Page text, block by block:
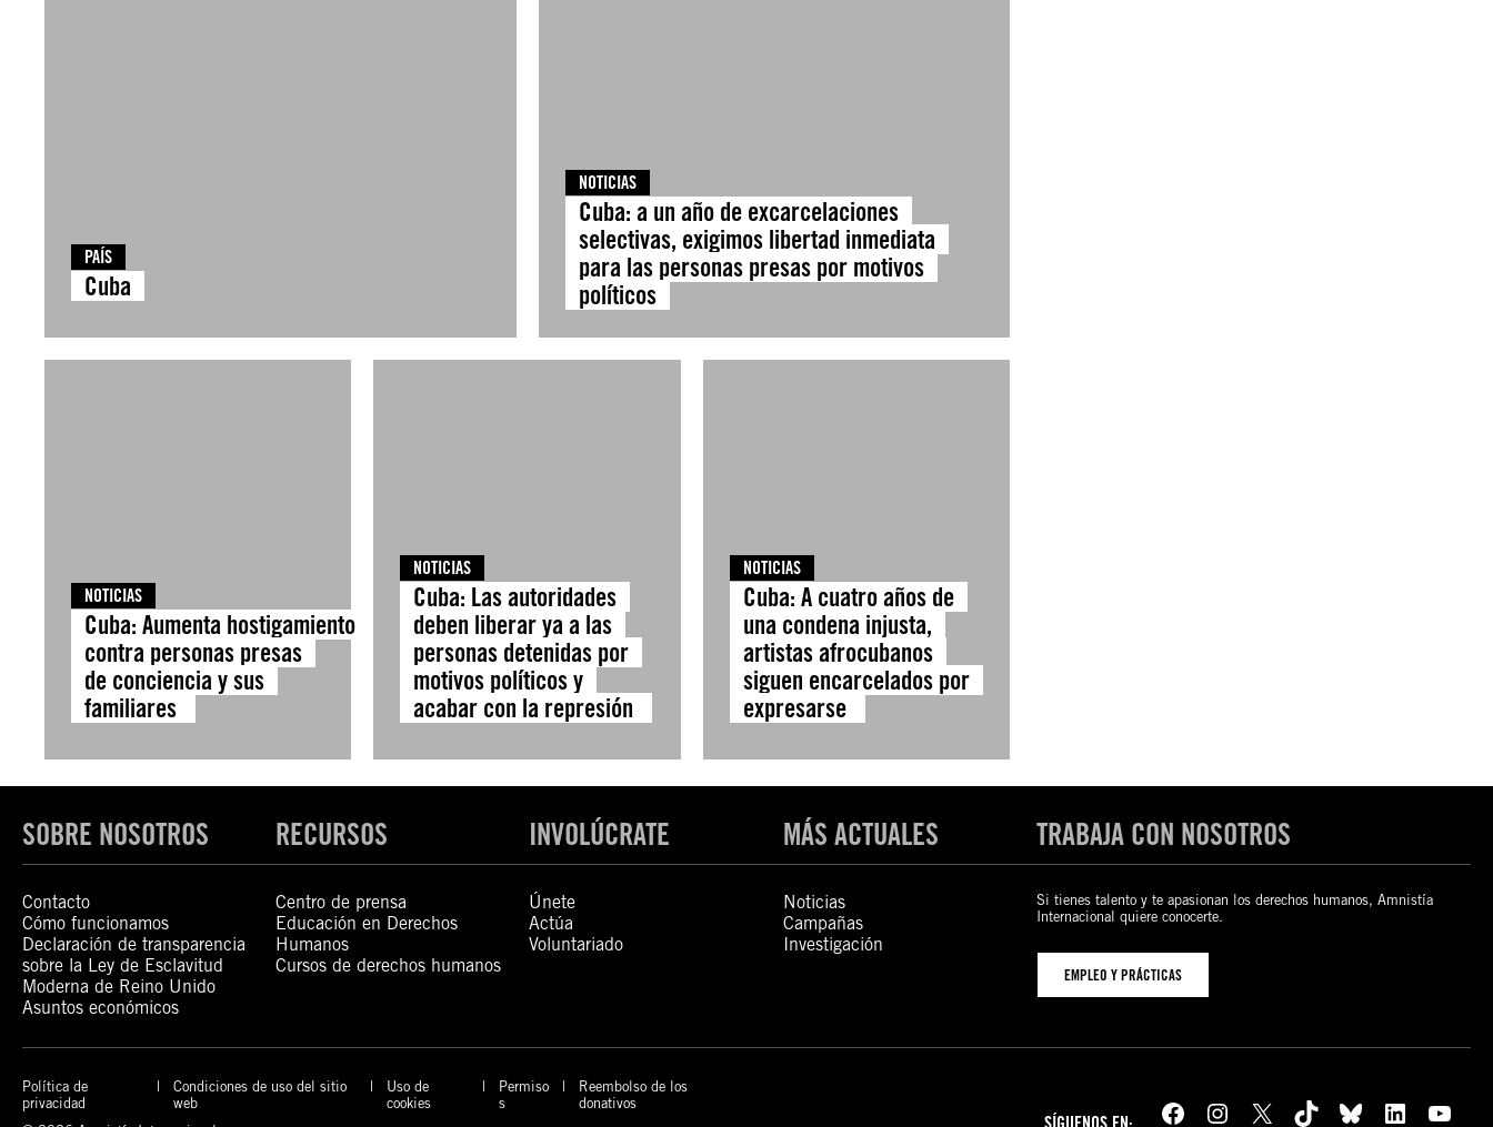
PAÍS
Cuba
NOTICIAS
Cuba: a un año de excarcelaciones
selectivas, exigimos libertad inmediata
para las personas presas por motivos
políticos
NOTICIAS
Cuba: Aumenta hostigamiento
contra personas presas
de conciencia y sus
familiares
NOTICIAS
Cuba: Las autoridades
deben liberar ya a las
personas detenidas por
motivos políticos y
acabar con la represión
NOTICIAS
Cuba: A cuatro años de
una condena injusta,
artistas afrocubanos
siguen encarcelados por
expresarse
SOBRE NOSOTROS
Contacto
Cómo funcionamos
Declaración de transparencia
sobre la Ley de Esclavitud
Moderna de Reino Unido
Asuntos económicos
RECURSOS
Centro de prensa
Educación en Derechos
Humanos
Cursos de derechos humanos
INVOLÚCRATE
Únete
Actúa
Voluntariado
MÁS ACTUALES
Noticias
Campañas
Investigación
TRABAJA CON NOSOTROS
Si tienes talento y te apasionan los derechos humanos, Amnistía
Internacional quiere conocerte.
EMPLEO Y PRÁCTICAS
Política de
privacidad
Condiciones de uso del sitio
web
Uso de
cookies
Permiso
s
Reembolso de los
donativos
Facebook Instagram X TikTok Bluesky LinkedIn YouTube